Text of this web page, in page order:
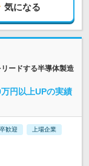
気になる
ードする半導体製造
円以上UPの実績
歓迎 上場企業